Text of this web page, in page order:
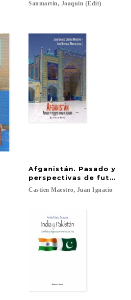
Sanmartín, Joaquín (Edit)
Afganistán. Pasado y
perspectivas de futuro.
Castien Maestro, Juan Ignacio